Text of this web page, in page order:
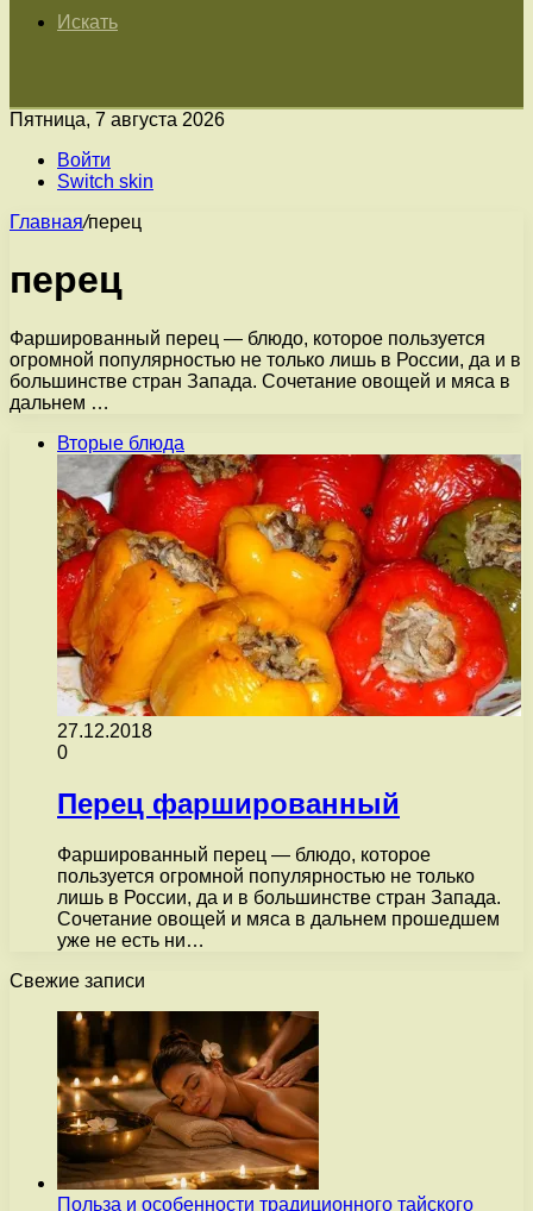
Искать
Пятница, 7 августа 2026
Войти
Switch skin
Главная/перец
перец
Фаршированный перец — блюдо, которое пользуется
огромной популярностью не только лишь в России, да и в
большинстве стран Запада. Сочетание овощей и мяса в
дальнем …
Вторые блюда
27.12.2018
0
Перец фаршированный
Фаршированный перец — блюдо, которое
пользуется огромной популярностью не только
лишь в России, да и в большинстве стран Запада.
Сочетание овощей и мяса в дальнем прошедшем
уже не есть ни…
Свежие записи
Польза и особенности традиционного тайского